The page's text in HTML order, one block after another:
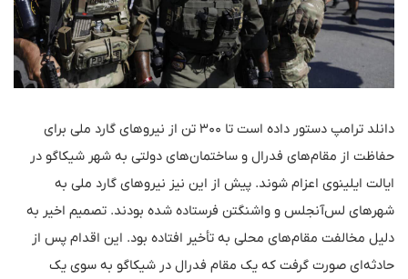
دانلد ترامپ دستور داده است تا ۳۰۰ تن از نیروهای گارد ملی برای
حفاظت از مقام‌های فدرال و ساختمان‌های دولتی به شهر شیکاگو در
ایالت ایلینوی اعزام شوند. پیش از این نیز نیروهای گارد ملی به
شهرهای لس‌آنجلس و واشنگتن فرستاده شده بودند. تصمیم اخیر به
دلیل مخالفت مقام‌های محلی به تأخیر افتاده بود. این اقدام پس از
حادثه‌ای صورت گرفت که یک مقام فدرال در شیکاگو به سوی یک